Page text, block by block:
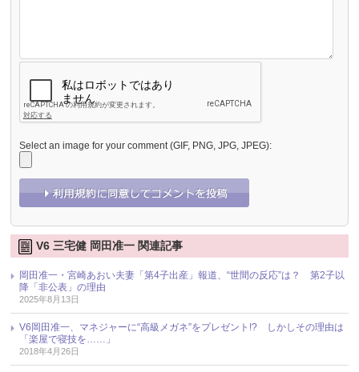
Select an image for your comment (GIF, PNG, JPG, JPEG):
V6 三宅健 岡田准一 関連記事
岡田准一・宮崎あおい夫妻「第4子出産」報道、“世間の反応”は？ 第2子以
降「非公表」の理由
2025年8月13日
V6岡田准一、マネジャーに“高級メガネ”をプレゼント!? しかしその理由は
「楽屋で寝技を……」
2018年4月26日